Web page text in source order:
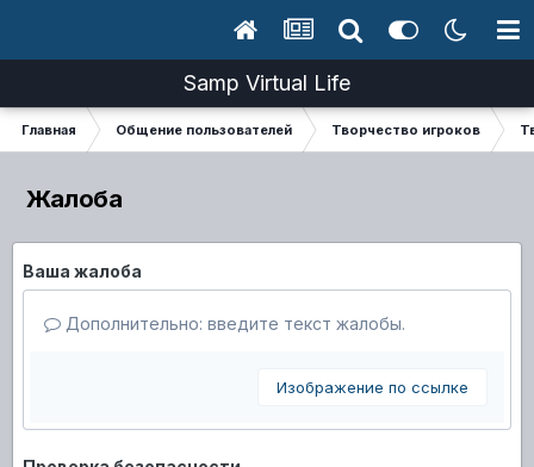
Samp Virtual Life
Главная Общение пользователей Творчество игроков
Жалоба
Ваша жалоба
Дополнительно: введите текст жалобы.
Изображение по ссылке